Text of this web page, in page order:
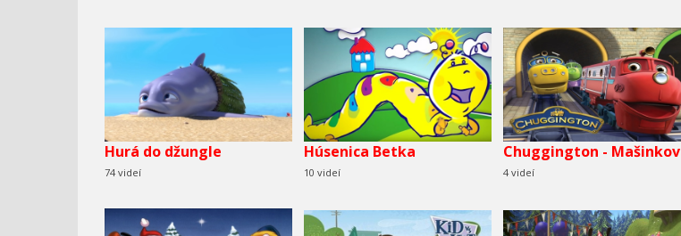
Hurá do džungle
74 videí
Húsenica Betka
10 videí
Chuggington - Mašinkov
4 videí